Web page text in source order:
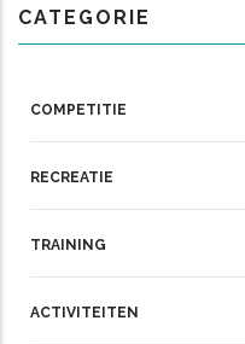
CATEGORIE
COMPETITIE
RECREATIE
TRAINING
ACTIVITEITEN